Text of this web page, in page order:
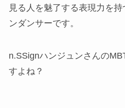
見る人を魅了する表現力を
ンダンサーです。
n.SSignハンジュンさんの
すよね？